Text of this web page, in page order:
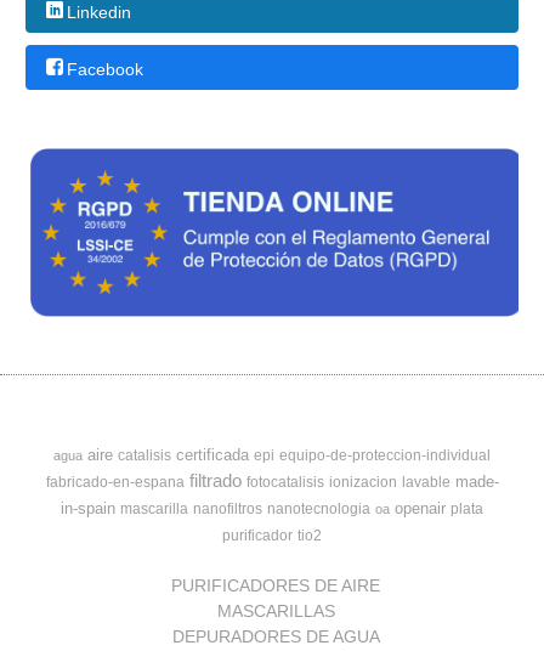
Linkedin
Facebook
agua aire catalisis certificada epi equipo-de-proteccion-individual
fabricado-en-espana filtrado fotocatalisis ionizacion lavable made-
in-spain mascarilla nanofiltros nanotecnologia oa openair plata
purificador tio2
PURIFICADORES DE AIRE
MASCARILLAS
DEPURADORES DE AGUA